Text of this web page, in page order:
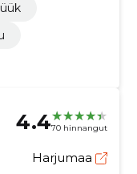
4.470 hinnangut
Harjumaa